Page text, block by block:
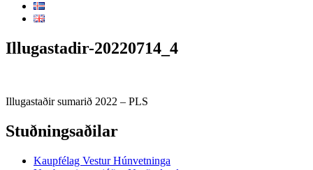
Illugastadir-20220714_4
Illugastaðir sumarið 2022 – PLS
Stuðningsaðilar
Kaupfélag Vestur Húnvetninga